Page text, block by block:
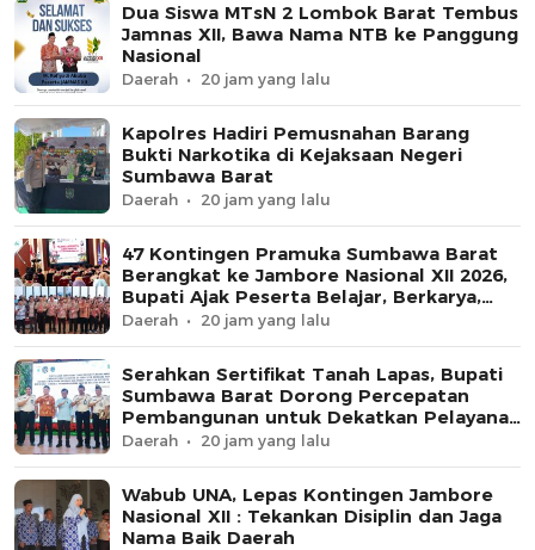
Dua Siswa MTsN 2 Lombok Barat Tembus
Jamnas XII, Bawa Nama NTB ke Panggung
Nasional
Daerah 20 jam yang lalu
Kapolres Hadiri Pemusnahan Barang
Bukti Narkotika di Kejaksaan Negeri
Sumbawa Barat
Daerah 20 jam yang lalu
47 Kontingen Pramuka Sumbawa Barat
Berangkat ke Jambore Nasional XII 2026,
Bupati Ajak Peserta Belajar, Berkarya,
dan Harumkan Nama Daerah
Daerah 20 jam yang lalu
Serahkan Sertifikat Tanah Lapas, Bupati
Sumbawa Barat Dorong Percepatan
Pembangunan untuk Dekatkan Pelayanan
Pemasyarakatan
Daerah 20 jam yang lalu
Wabub UNA, Lepas Kontingen Jambore
Nasional XII : Tekankan Disiplin dan Jaga
Nama Baik Daerah